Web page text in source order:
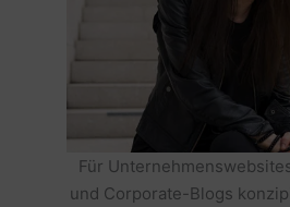
Für
und Corporate-Blogs